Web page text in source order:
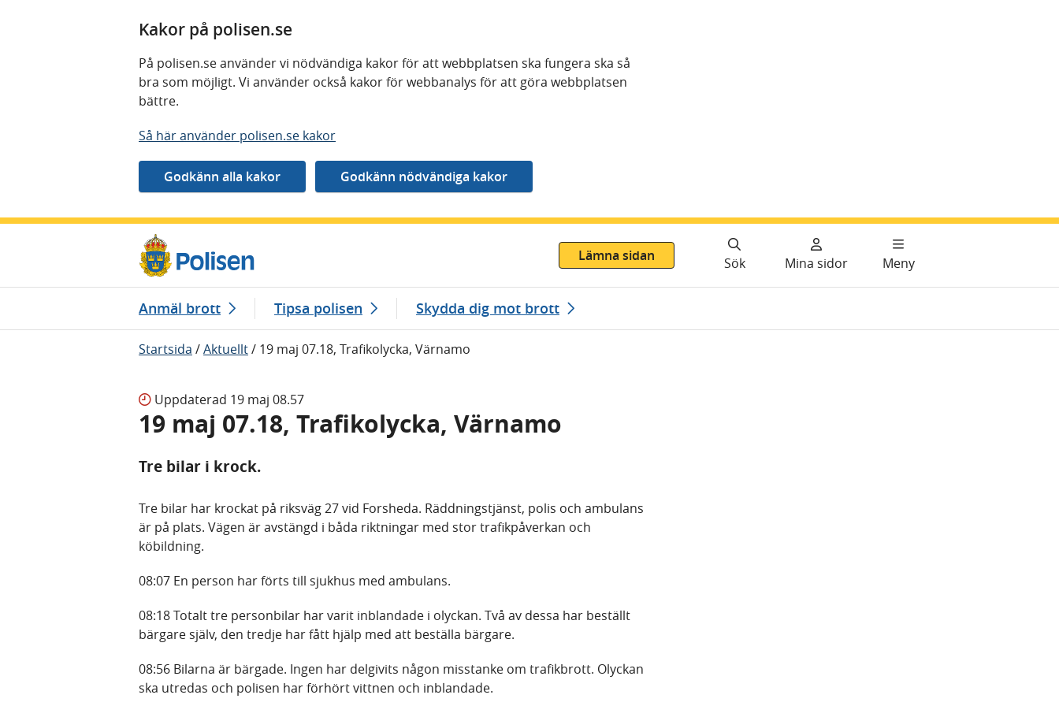
Kakor på polisen.se
På polisen.se använder vi nödvändiga kakor för att webbplatsen ska fungera ska så
bra som möjligt. Vi använder också kakor för webbanalys för att göra webbplatsen
bättre.
Så här använder polisen.se kakor
Lämna sidan
Sök Mina sidor Meny
Anmäl brott Tipsa polisen Skydda dig mot brott
Startsida /Aktuellt/ 19 maj 07.18, Trafikolycka, Värnamo
Uppdaterad 19 maj 08.57
19 maj 07.18, Trafikolycka, Värnamo
Tre bilar i krock.
Tre bilar har krockat på riksväg 27 vid Forsheda. Räddningstjänst, polis och ambulans
är på plats. Vägen är avstängd i båda riktningar med stor trafikpåverkan och
köbildning.
08:07 En person har förts till sjukhus med ambulans.
08:18 Totalt tre personbilar har varit inblandade i olyckan. Två av dessa har beställt
bärgare själv, den tredje har fått hjälp med att beställa bärgare.
08:56 Bilarna är bärgade. Ingen har delgivits någon misstanke om trafikbrott. Olyckan
ska utredas och polisen har förhört vittnen och inblandade.